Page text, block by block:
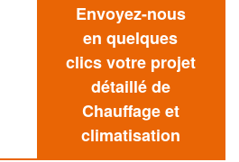
Envoyez-nous
en quelques
clics votre projet
détaillé de
Chauffage et
climatisation